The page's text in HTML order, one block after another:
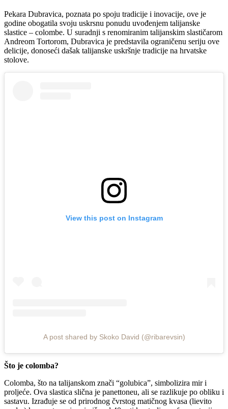
Pekara Dubravica, poznata po spoju tradicije i inovacije, ove je
godine obogatila svoju uskrsnu ponudu uvođenjem talijanske
slastice – colombe. U suradnji s renomiranim talijanskim slastičarom
Andreom Tortorom, Dubravica je predstavila ograničenu seriju ove
delicije, donoseći dašak talijanske uskršnje tradicije na hrvatske
stolove.
View this post on Instagram
A post shared by Skoko David (@ribarevsin)
Što je colomba?
Colomba, što na talijanskom znači “golubica”, simbolizira mir i
proljeće. Ova slastica slična je panettoneu, ali se razlikuje po obliku i
sastavu. Izrađuje se od prirodnog čvrstog matičnog kvasa (lievito